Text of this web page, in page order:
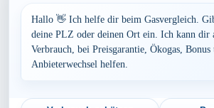
Bayern
Berlin
Brandenburg
Hamburg
Mecklenburg-Vorpommern
Hallo 👋 Ich helfe dir beim Gasvergleich.
deine PLZ oder deinen Ort ein. Ich kann dir
Verbrauch, bei Preisgarantie, Ökogas, Bonus
Anbieterwechsel helfen.